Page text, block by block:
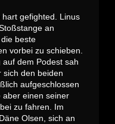
gefighted. Linus
an
beste
vorbei zu schieben.
dem Podest sah
sich den beiden
aufgeschlossen
aber einen seiner
zu fahren. Im
Olsen, sich an